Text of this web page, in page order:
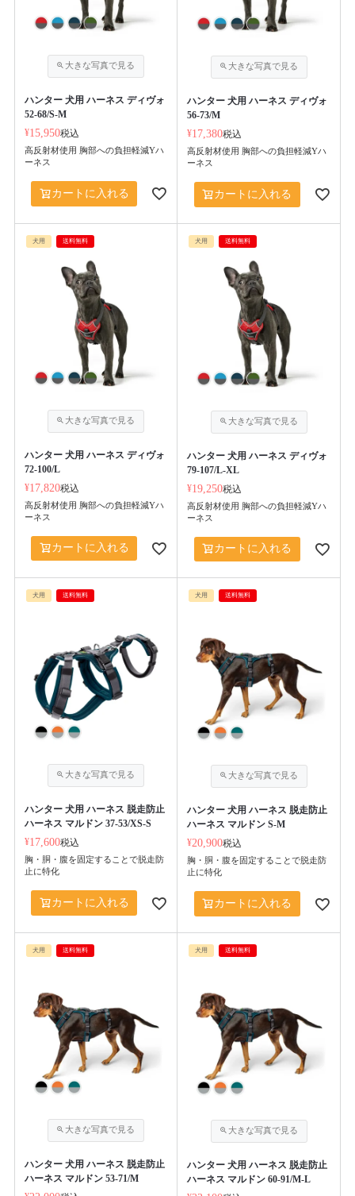
ハンター 犬用 ハーネス ディヴォ
52-68/S-M
¥15,950税込
高反射材使用 胸部への負担軽減Yハ
ーネス
カートに入れる
ハンター 犬用 ハーネス ディヴォ
56-73/M
¥17,380税込
高反射材使用 胸部への負担軽減Yハ
ーネス
カートに入れる
犬用 送料無料
ハンター 犬用 ハーネス ディヴォ
72-100/L
¥17,820税込
高反射材使用 胸部への負担軽減Yハ
ーネス
カートに入れる
犬用 送料無料
ハンター 犬用 ハーネス ディヴォ
79-107/L-XL
¥19,250税込
高反射材使用 胸部への負担軽減Yハ
ーネス
カートに入れる
犬用 送料無料
ハンター 犬用 ハーネス 脱走防止
ハーネス マルドン 37-53/XS-S
¥17,600税込
胸・胴・腹を固定することで脱走防
止に特化
カートに入れる
犬用 送料無料
ハンター 犬用 ハーネス 脱走防止
ハーネス マルドン S-M
¥20,900税込
胸・胴・腹を固定することで脱走防
止に特化
カートに入れる
犬用 送料無料
ハンター 犬用 ハーネス 脱走防止
ハーネス マルドン 53-71/M
犬用 送料無料
ハンター 犬用 ハーネス 脱走防止
ハーネス マルドン 60-91/M-L